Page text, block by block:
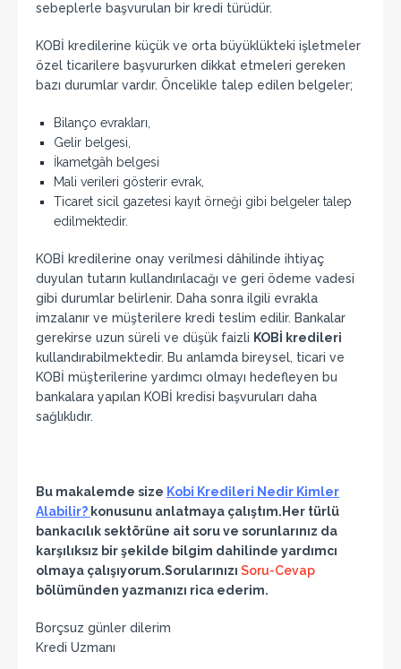
sebeplerle başvurulan bir kredi türüdür.
KOBİ kredilerine küçük ve orta büyüklükteki işletmeler
özel ticarilere başvururken dikkat etmeleri gereken
bazı durumlar vardır. Öncelikle talep edilen belgeler;
Bilanço evrakları,
Gelir belgesi,
İkametgâh belgesi
Mali verileri gösterir evrak,
Ticaret sicil gazetesi kayıt örneği gibi belgeler talep
edilmektedir.
KOBİ kredilerine onay verilmesi dâhilinde ihtiyaç
duyulan tutarın kullandırılacağı ve geri ödeme vadesi
gibi durumlar belirlenir. Daha sonra ilgili evrakla
imzalanır ve müşterilere kredi teslim edilir. Bankalar
gerekirse uzun süreli ve düşük faizli KOBİ kredileri
kullandırabilmektedir. Bu anlamda bireysel, ticari ve
KOBİ müşterilerine yardımcı olmayı hedefleyen bu
bankalara yapılan KOBİ kredisi başvuruları daha
sağlıklıdır.
Bu makalemde size Kobi Kredileri Nedir Kimler
Alabilir? konusunu anlatmaya çalıştım.Her türlü
bankacılık sektörüne ait soru ve sorunlarınız da
karşılıksız bir şekilde bilgim dahilinde yardımcı
olmaya çalışıyorum.Sorularınızı Soru-Cevap
bölümünden yazmanızı rica ederim.
Borçsuz günler dilerim
Kredi Uzmanı